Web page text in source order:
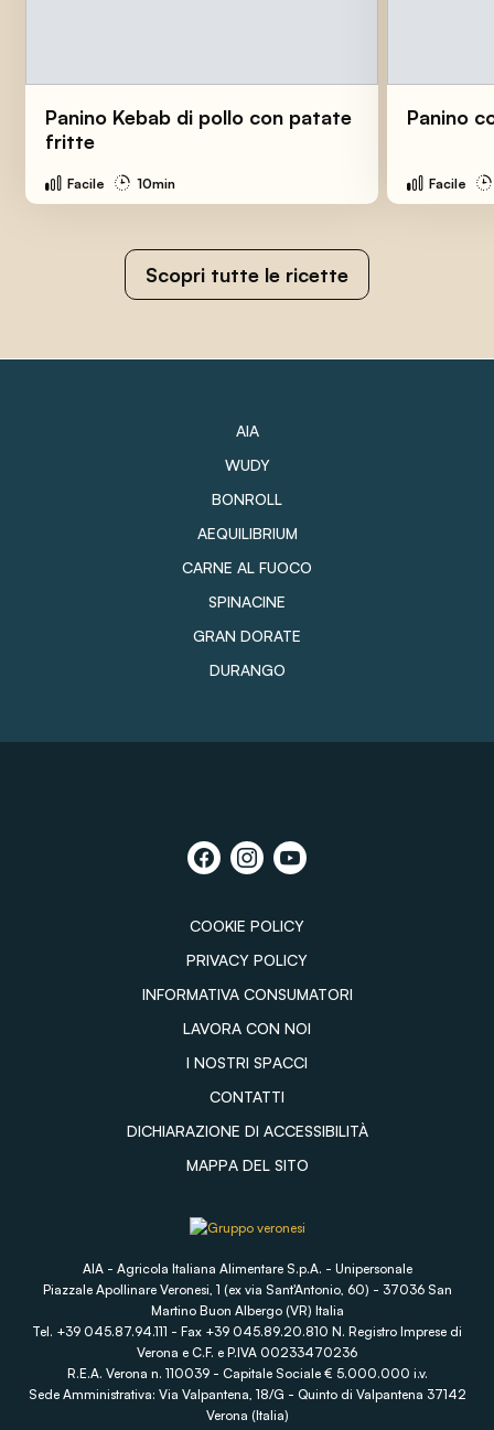
Panino Kebab di pollo con patate
fritte
Facile 10min
Panino
Facile
Scopri tutte le ricette
AIA
WUDY
BONROLL
AEQUILIBRIUM
CARNE AL FUOCO
SPINACINE
GRAN DORATE
DURANGO
COOKIE POLICY
PRIVACY POLICY
INFORMATIVA CONSUMATORI
LAVORA CON NOI
I NOSTRI SPACCI
CONTATTI
DICHIARAZIONE DI ACCESSIBILITÀ
MAPPA DEL SITO
AIA - Agricola Italiana Alimentare S.p.A. - Unipersonale
Piazzale Apollinare Veronesi, 1 (ex via Sant'Antonio, 60) - 37036 San
Martino Buon Albergo (VR) Italia
Tel. +39 045.87.94.111 - Fax +39 045.89.20.810 N. Registro Imprese di
Verona e C.F. e P.IVA 00233470236
R.E.A. Verona n. 110039 - Capitale Sociale € 5.000.000 i.v.
Sede Amministrativa: Via Valpantena, 18/G - Quinto di Valpantena 37142
Verona (Italia)